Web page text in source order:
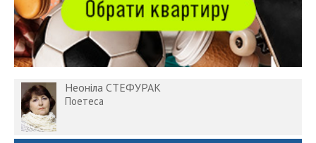
Неоніла СТЕФУРАК
Поетеса